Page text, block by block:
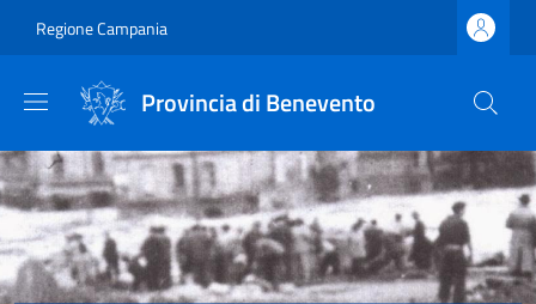
Regione Campania
Provincia di Benevento
Provincia di Benevento